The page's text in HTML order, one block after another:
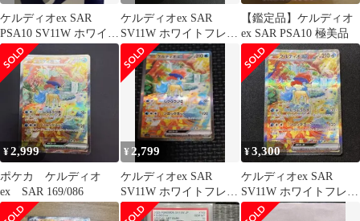
ケルディオex SAR
PSA10 SV11W ホワイト
フレア 169/086
ケルディオex SAR
SV11W ホワイトフレア
169/086
【鑑定品】ケルディオ
ex SAR PSA10 極美品
¥2,999
ポケカ ケルディオ
ex SAR 169/086
¥ 2,799
ケルディオex SAR
SV11W ホワイトフレア
169/086
¥3,300
ケルディオex SAR
SV11W ホワイトフレア
169/086